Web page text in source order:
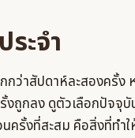
ะจำ
ว่าสัปดาห์ละสองครั้ง
งถูกลง ดูตัวเลือกปัจจุ
ครั้งที่สะสม คือสิ่งที่ท